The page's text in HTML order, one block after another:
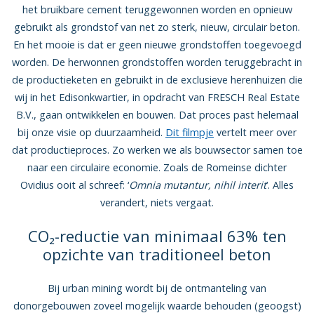
het bruikbare cement teruggewonnen worden en opnieuw
gebruikt als grondstof van net zo sterk, nieuw, circulair beton.
En het mooie is dat er geen nieuwe grondstoffen toegevoegd
worden. De herwonnen grondstoffen worden teruggebracht in
de productieketen en gebruikt in de exclusieve herenhuizen die
wij in het Edisonkwartier, in opdracht van FRESCH Real Estate
B.V., gaan ontwikkelen en bouwen. Dat proces past helemaal
bij onze visie op duurzaamheid. Dit filmpje vertelt meer over
dat productieproces. Zo werken we als bouwsector samen toe
naar een circulaire economie. Zoals de Romeinse dichter
Ovidius ooit al schreef: ‘Omnia mutantur, nihil interit’. Alles
verandert, niets vergaat.
CO₂-reductie van minimaal 63% ten
opzichte van traditioneel beton
Bij urban mining wordt bij de ontmanteling van
donorgebouwen zoveel mogelijk waarde behouden (geoogst)